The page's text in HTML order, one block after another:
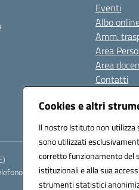
Cookies e altri
Il nostro Istituto non
sono utilizzati
corretto funzionamento del
istituzionali e alla sua
strumenti statistici
Eventi
Albo
Amm.
Area
Area
Contatti
0823408721